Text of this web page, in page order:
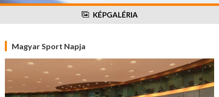
KÉPGALÉRIA
Magyar Sport Napja